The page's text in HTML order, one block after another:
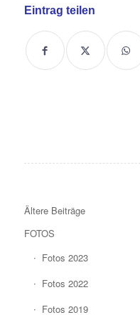
Eintrag teilen
Ältere Beiträge
FOTOS
Fotos 2023
Fotos 2022
Fotos 2019